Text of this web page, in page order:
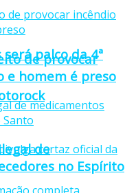
palco da 4ª
de provocar
e homem é preso
de
no Espírito